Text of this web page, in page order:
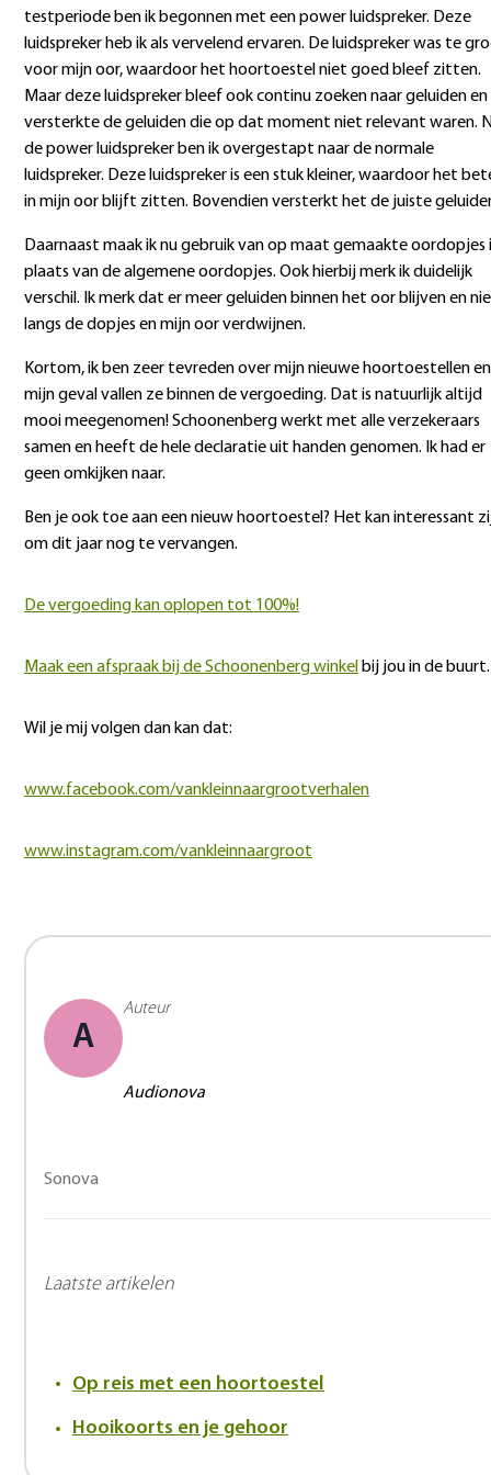
testperiode ben ik begonnen met een power luidspreker. Deze
luidspreker heb ik als vervelend ervaren. De luidspreker was te
voor mijn oor, waardoor het hoortoestel niet goed bleef zitten.
Maar deze luidspreker bleef ook continu zoeken naar geluiden en
versterkte de geluiden die op dat moment niet relevant waren.
de power luidspreker ben ik overgestapt naar de normale
luidspreker. Deze luidspreker is een stuk kleiner, waardoor het
in mijn oor blijft zitten. Bovendien versterkt het de juiste
Daarnaast maak ik nu gebruik van op maat gemaakte oordopjes
plaats van de algemene oordopjes. Ook hierbij merk ik duidelijk
verschil. Ik merk dat er meer geluiden binnen het oor blijven en
langs de dopjes en mijn oor verdwijnen.
Kortom, ik ben zeer tevreden over mijn nieuwe hoortoestellen
mijn geval vallen ze binnen de vergoeding. Dat is natuurlijk altijd
mooi meegenomen! Schoonenberg werkt met alle verzekeraars
samen en heeft de hele declaratie uit handen genomen. Ik had er
geen omkijken naar.
Ben je ook toe aan een nieuw hoortoestel? Het kan interessant
om dit jaar nog te vervangen.
De vergoeding kan oplopen tot 100%!
Maak een afspraak bij de Schoonenberg winkel bij jou in de buurt.
Wil je mij volgen dan kan dat:
www.facebook.com/vankleinnaargrootverhalen
www.instagram.com/vankleinnaargroot
A
Auteur
Audionova
Sonova
Laatste artikelen
Op reis met een hoortoestel
Hooikoorts en je gehoor